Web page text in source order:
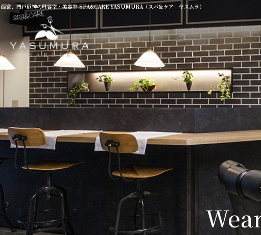
西宮、門戸厄神の理容室・美容室 SPA&CARE YASUMURA（スパ＆ケア ヤスムラ）